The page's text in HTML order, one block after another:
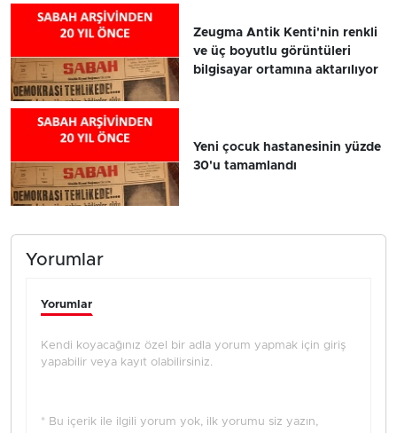
Zeugma Antik Kenti'nin renkli
ve üç boyutlu görüntüleri
bilgisayar ortamına aktarılıyor
Yeni çocuk hastanesinin yüzde
30'u tamamlandı
Yorumlar
Yorumlar
Kendi koyacağınız özel bir adla yorum yapmak için giriş
yapabilir veya kayıt olabilirsiniz.
* Bu içerik ile ilgili yorum yok, ilk yorumu siz yazın,